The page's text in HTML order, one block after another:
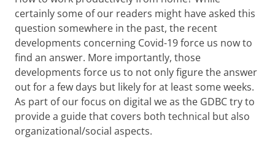
certainly some of our readers might have asked this
question somewhere in the past, the recent
developments concerning Covid-19 force us now to
find an answer. More importantly, those
developments force us to not only figure the answer
out for a few days but likely for at least some weeks.
As part of our focus on digital we as the GDBC try to
provide a guide that covers both technical but also
organizational/social aspects.